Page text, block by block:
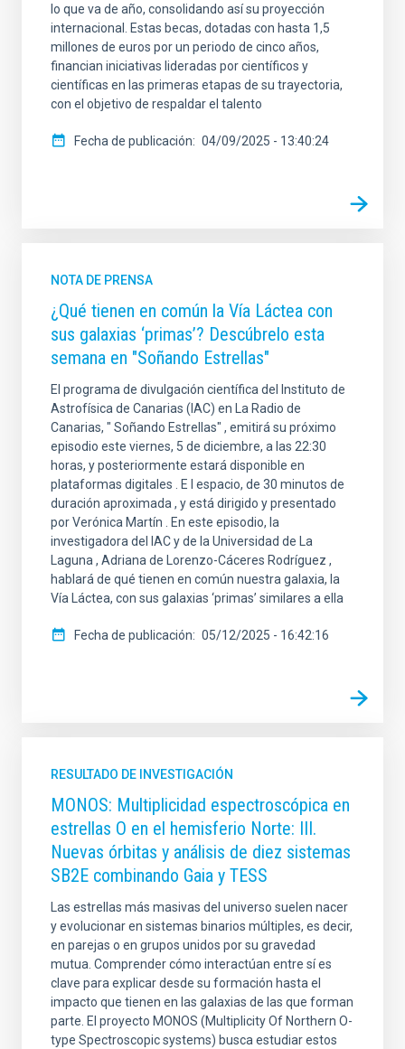
lo que va de año, consolidando así su proyección
internacional. Estas becas, dotadas con hasta 1,5
millones de euros por un periodo de cinco años,
financian iniciativas lideradas por científicos y
científicas en las primeras etapas de su trayectoria,
con el objetivo de respaldar el talento
Fecha de publicación 04/09/2025 - 13:40:24
NOTA DE PRENSA
¿Qué tienen en común la Vía Láctea con
sus galaxias ‘primas’? Descúbrelo esta
semana en "Soñando Estrellas"
El programa de divulgación científica del Instituto de
Astrofísica de Canarias (IAC) en La Radio de
Canarias, " Soñando Estrellas" , emitirá su próximo
episodio este viernes, 5 de diciembre, a las 22:30
horas, y posteriormente estará disponible en
plataformas digitales . E l espacio, de 30 minutos de
duración aproximada , y está dirigido y presentado
por Verónica Martín . En este episodio, la
investigadora del IAC y de la Universidad de La
Laguna , Adriana de Lorenzo-Cáceres Rodríguez ,
hablará de qué tienen en común nuestra galaxia, la
Vía Láctea, con sus galaxias ‘primas’ similares a ella
Fecha de publicación 05/12/2025 - 16:42:16
RESULTADO DE INVESTIGACIÓN
MONOS: Multiplicidad espectroscópica en
estrellas O en el hemisferio Norte: III.
Nuevas órbitas y análisis de diez sistemas
SB2E combinando Gaia y TESS
Las estrellas más masivas del universo suelen nacer
y evolucionar en sistemas binarios múltiples, es decir,
en parejas o en grupos unidos por su gravedad
mutua. Comprender cómo interactúan entre sí es
clave para explicar desde su formación hasta el
impacto que tienen en las galaxias de las que forman
parte. El proyecto MONOS (Multiplicity Of Northern O-
type Spectroscopic systems) busca estudiar estos